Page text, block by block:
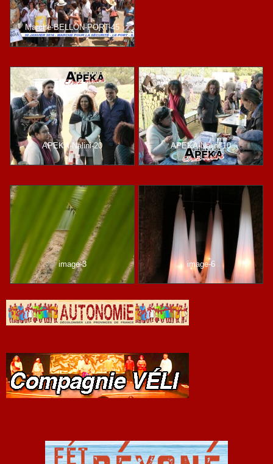
Marche-BELLON-PORT-45
APEKA-Nalini-20 APEKA-Nalini-10
image-3 image-6